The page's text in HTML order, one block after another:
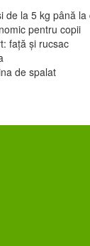
de la 5 kg până la
pentru copii
față și rucsac
de spalat